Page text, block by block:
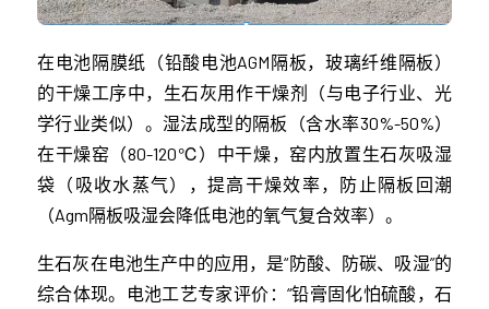
在电池隔膜纸（铅酸电池AGM隔板，玻璃纤维隔板）
的干燥工序中，生石灰用作干燥剂（与电子行业、光
学行业类似）。湿法成型的隔板（含水率30%-50%）
在干燥窑（80-120℃）中干燥，窑内放置生石灰吸湿
袋（吸收水蒸气），提高干燥效率，防止隔板回潮
（Agm隔板吸湿会降低电池的氧气复合效率）。
生石灰在电池生产中的应用，是“防酸、防碳、吸湿”的
综合体现。电池工艺专家评价：“铅膏固化怕硫酸，石